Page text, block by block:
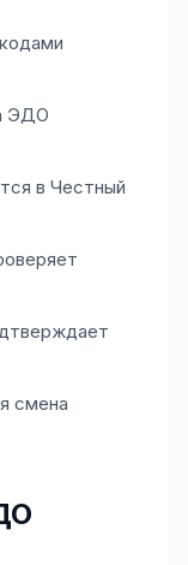
ЭДО
в Честный
смена